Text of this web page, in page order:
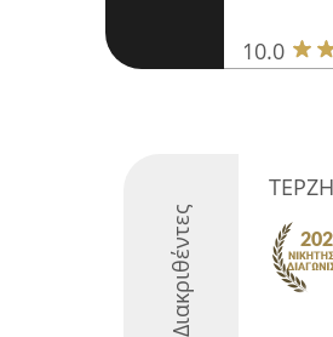
10.0
Διακριθέντες